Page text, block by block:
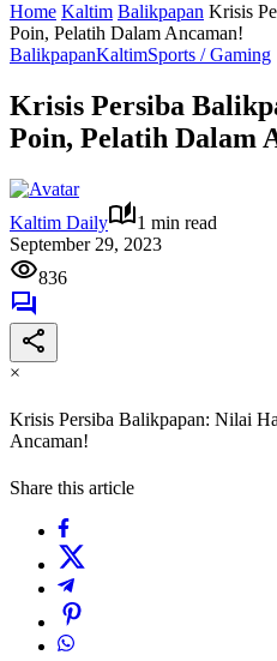
Home Kaltim Balikpapan Krisis
Poin, Pelatih Dalam Ancaman!
BalikpapanKaltimSports / Gaming
Krisis Persiba
Poin, Pelatih Dalam
Kaltim Daily
1 min read
September 29, 2023
836
×
Krisis Persiba Balikpapan: Nilai
Ancaman!
Share this article